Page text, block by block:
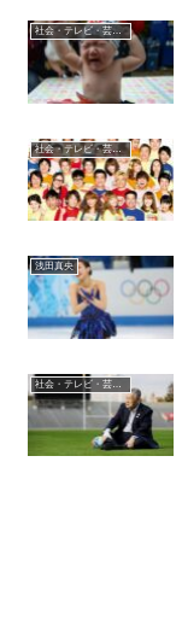
社会・テレビ・芸能評
社会・テレビ・芸能評
浅田真央
社会・テレビ・芸能評